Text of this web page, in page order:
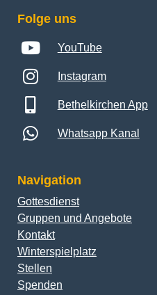
Folge uns
YouTube
Instagram
Bethelkirchen App
Whatsapp Kanal
Navigation
Gottesdienst
Gruppen und Angebote
Kontakt
Winterspielplatz
Stellen
Spenden